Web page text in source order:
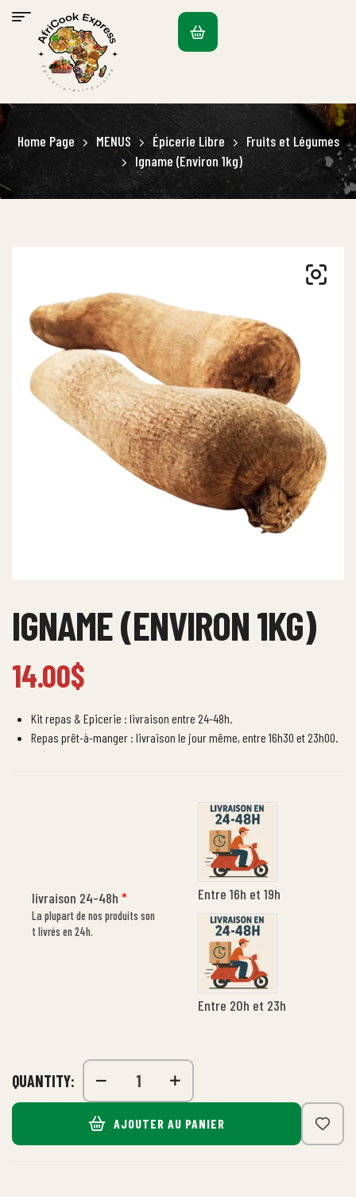
Home Page MENUS Épicerie Libre
Fruits et Légumes
Igname (Environ 1kg)
IGNAME (ENVIRON 1KG)
14.00$
Kit repas & Epicerie : livraison entre 24-48h.
Repas prêt-à-manger : livraison le jour même, entre 16h30 et 23h00.
livraison 24-48h*
La plupart de nos produits son
t livrés en 24h.
Entre 16h et 19h
Entre 20h et 23h
QUANTITY:
AJOUTER AU PANIER